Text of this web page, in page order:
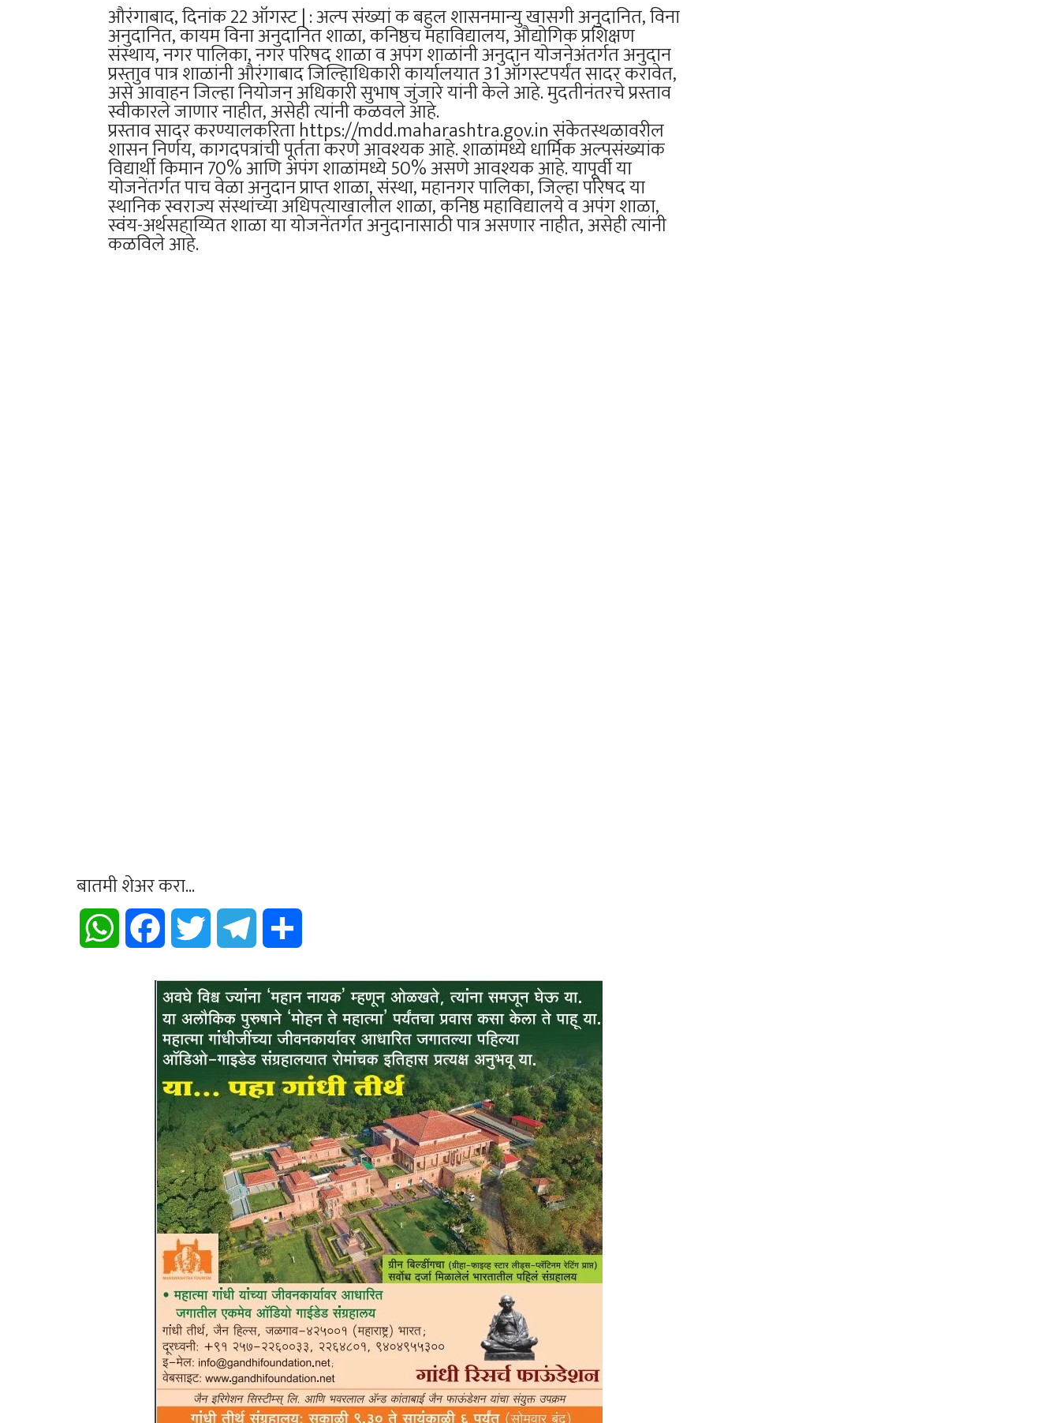
औरंगाबाद, दिनांक 22 ऑगस्ट | : अल्प संख्यां क बहुल शासनमान्यु खासगी अनुदानित, विना
अनुदानित, कायम विना अनुदानित शाळा, कनिष्ठच महाविद्यालय, औद्योगिक प्रशिक्षण
संस्थाय, नगर पालिका, नगर परिषद शाळा व अपंग शाळांनी अनुदान योजनेअंतर्गत अनुदान
प्रस्ताुव पात्र शाळांनी औरंगाबाद जिल्हािधिकारी कार्यालयात 31 ऑगस्टपर्यंत सादर करावेत,
असे आवाहन जिल्हा नियोजन अधिकारी सुभाष जुंजारे यांनी केले आहे. मुदतीनंतरचे प्रस्ताव
स्वीकारले जाणार नाहीत, असेही त्यांनी कळवले आहे.
प्रस्ताव सादर करण्यालकरिता https://mdd.maharashtra.gov.in संकेतस्थळावरील
शासन निर्णय, कागदपत्रांची पूर्तता करणे आवश्यक आहे. शाळांमध्ये धार्मिक अल्पसंख्यांक
विद्यार्थी किमान 70% आणि अपंग शाळांमध्ये 50% असणे आवश्यक आहे. यापूर्वी या
योजनेंतर्गत पाच वेळा अनुदान प्राप्त शाळा, संस्था, महानगर पालिका, जिल्हा परिषद या
स्थानिक स्वराज्य संस्थांच्या अधिपत्याखालील शाळा, कनिष्ठ महाविद्यालये व अपंग शाळा,
स्वंय-अर्थसहाय्यित शाळा या योजनेंतर्गत अनुदानासाठी पात्र असणार नाहीत, असेही त्यांनी
कळविले आहे.
बातमी शेअर करा...
WhatsApp Facebook Twitter Telegram